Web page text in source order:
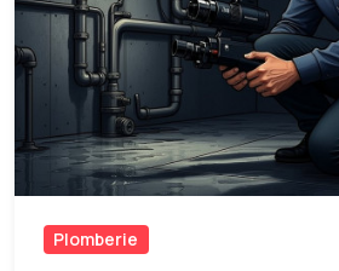
Plomberie